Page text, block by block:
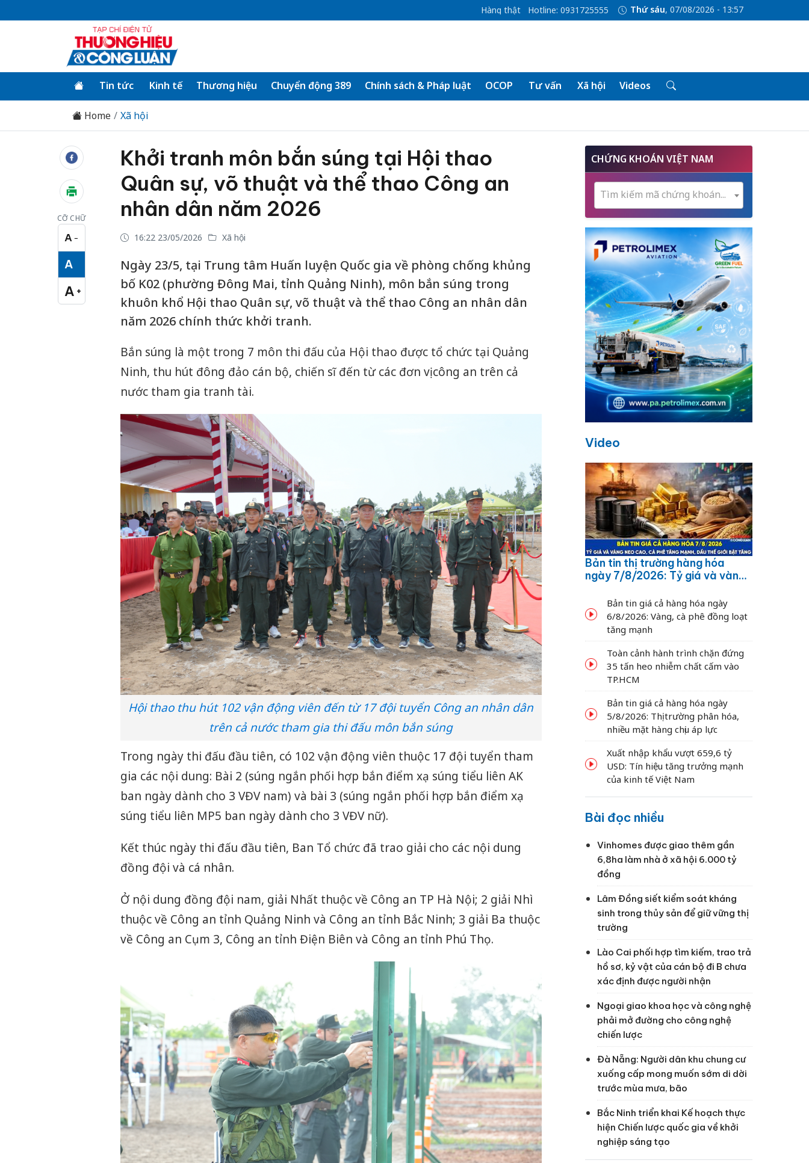
Hàng thật Hotline: 0931725555 Thứ sáu, 07/08/2026 - 13:57
Tin tức Kinh tế Thương hiệu Chuyển động 389 Chính sách & Pháp luật OCOP Tư vấn Xã hội Videos
Home Xã hội
CỠ CHỮ
A −
Cỡ chữ nhỏ
A
Cỡ chữ vừa
A +
Cỡ chữ lớn
Khởi tranh môn bắn súng tại Hội thao
Quân sự, võ thuật và thể thao Công an
nhân dân năm 2026
16:22 23/05/2026 Xã hội
Ngày 23/5, tại Trung tâm Huấn luyện Quốc gia về phòng chống khủng
bố K02 (phường Đông Mai, tỉnh Quảng Ninh), môn bắn súng trong
khuôn khổ Hội thao Quân sự, võ thuật và thể thao Công an nhân dân
năm 2026 chính thức khởi tranh.
Bắn súng là một trong 7 môn thi đấu của Hội thao được tổ chức tại Quảng
Ninh, thu hút đông đảo cán bộ, chiến sĩ đến từ các đơn vị công an trên cả
nước tham gia tranh tài.
Hội thao thu hút 102 vận động viên đến từ 17 đội tuyển Công an nhân dân
trên cả nước tham gia thi đấu môn bắn súng
Trong ngày thi đấu đầu tiên, có 102 vận động viên thuộc 17 đội tuyển tham
gia các nội dung: Bài 2 (súng ngắn phối hợp bắn điểm xạ súng tiểu liên AK
ban ngày dành cho 3 VĐV nam) và bài 3 (súng ngắn phối hợp bắn điểm xạ
súng tiểu liên MP5 ban ngày dành cho 3 VĐV nữ).
Kết thúc ngày thi đấu đầu tiên, Ban Tổ chức đã trao giải cho các nội dung
đồng đội và cá nhân.
Ở nội dung đồng đội nam, giải Nhất thuộc về Công an TP Hà Nội; 2 giải Nhì
thuộc về Công an tỉnh Quảng Ninh và Công an tỉnh Bắc Ninh; 3 giải Ba thuộc
về Công an Cụm 3, Công an tỉnh Điện Biên và Công an tỉnh Phú Thọ.
CHỨNG KHOÁN VIỆT NAM
Tìm kiếm mã chứng khoán...
Video
Bản tin thị trường hàng hóa
ngày 7/8/2026: Tỷ giá và vàng
dầu thế giới bật tăng
Bản tin giá cả hàng hóa ngày
6/8/2026: Vàng, cà phê đồng loạt
tăng mạnh
Toàn cảnh hành trình chặn đứng
35 tấn heo nhiễm chất cấm vào
TP.HCM
Bản tin giá cả hàng hóa ngày
5/8/2026: Thị trường phân hóa,
nhiều mặt hàng chịu áp lực
Xuất nhập khẩu vượt 659,6 tỷ
USD: Tín hiệu tăng trưởng mạnh
của kinh tế Việt Nam
Bài đọc nhiều
Vinhomes được giao thêm gần
6,8ha làm nhà ở xã hội 6.000 tỷ
đồng
Lâm Đồng siết kiểm soát kháng
sinh trong thủy sản để giữ vững thị
trường
Lào Cai phối hợp tìm kiếm, trao trả
hồ sơ, kỷ vật của cán bộ đi B chưa
xác định được người nhận
Ngoại giao khoa học và công nghệ
phải mở đường cho công nghệ
chiến lược
Đà Nẵng: Người dân khu chung cư
xuống cấp mong muốn sớm di dời
trước mùa mưa, bão
Bắc Ninh triển khai Kế hoạch thực
hiện Chiến lược quốc gia về khởi
nghiệp sáng tạo